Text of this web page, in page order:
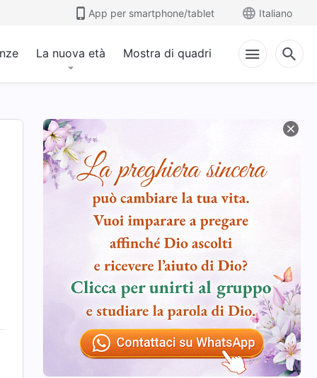
App per smartphone/tablet Italiano
La nuova età Mostra di quadri